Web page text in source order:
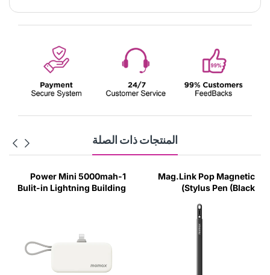
المنتجات ذات الصلة
Mag.Link Pop Magnetic
Stylus Pen (Black)
1-Power Mini 5000mah
Bulit-in Lightning Building